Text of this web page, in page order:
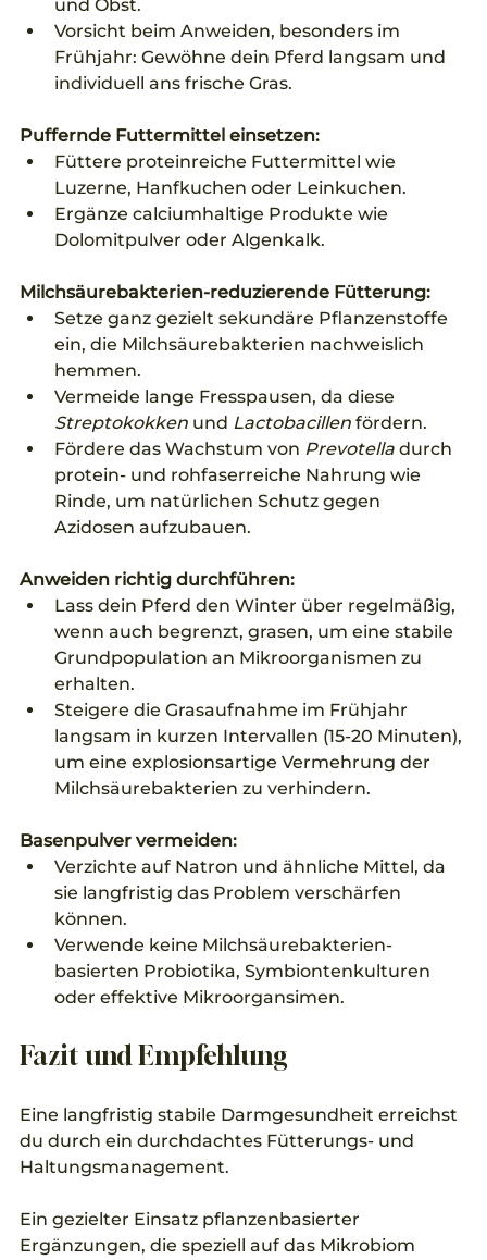
und Obst.
Vorsicht beim Anweiden, besonders im
Frühjahr: Gewöhne dein Pferd langsam und
individuell ans frische Gras.
Puffernde Futtermittel einsetzen:
Füttere proteinreiche Futtermittel wie
Luzerne, Hanfkuchen oder Leinkuchen.
Ergänze calciumhaltige Produkte wie
Dolomitpulver oder Algenkalk.
Milchsäurebakterien-reduzierende Fütterung:
Setze ganz gezielt sekundäre Pflanzenstoffe
ein, die Milchsäurebakterien nachweislich
hemmen.
Vermeide lange Fresspausen, da diese
Streptokokken und Lactobacillen fördern.
Fördere das Wachstum von Prevotella durch
protein- und rohfaserreiche Nahrung wie
Rinde, um natürlichen Schutz gegen
Azidosen aufzubauen.
Anweiden richtig durchführen:
Lass dein Pferd den Winter über regelmäßig,
wenn auch begrenzt, grasen, um eine stabile
Grundpopulation an Mikroorganismen zu
erhalten.
Steigere die Grasaufnahme im Frühjahr
langsam in kurzen Intervallen (15-20 Minuten),
um eine explosionsartige Vermehrung der
Milchsäurebakterien zu verhindern.
Basenpulver vermeiden:
Verzichte auf Natron und ähnliche Mittel, da
sie langfristig das Problem verschärfen
können.
Verwende keine Milchsäurebakterien-
basierten Probiotika, Symbiontenkulturen
oder effektive Mikroorgansimen.
Fazit und Empfehlung
Eine langfristig stabile Darmgesundheit erreichst
du durch ein durchdachtes Fütterungs- und
Haltungsmanagement.
Ein gezielter Einsatz pflanzenbasierter
Ergänzungen, die speziell auf das Mikrobiom